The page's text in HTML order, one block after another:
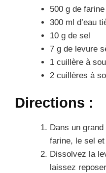
500 g de farine
300 ml d’eau
10 g de sel
7 g de levure
1 cuillère à
2 cuillères à
Directions :
Dans un
farine, le sel
Dissolvez la
laissez